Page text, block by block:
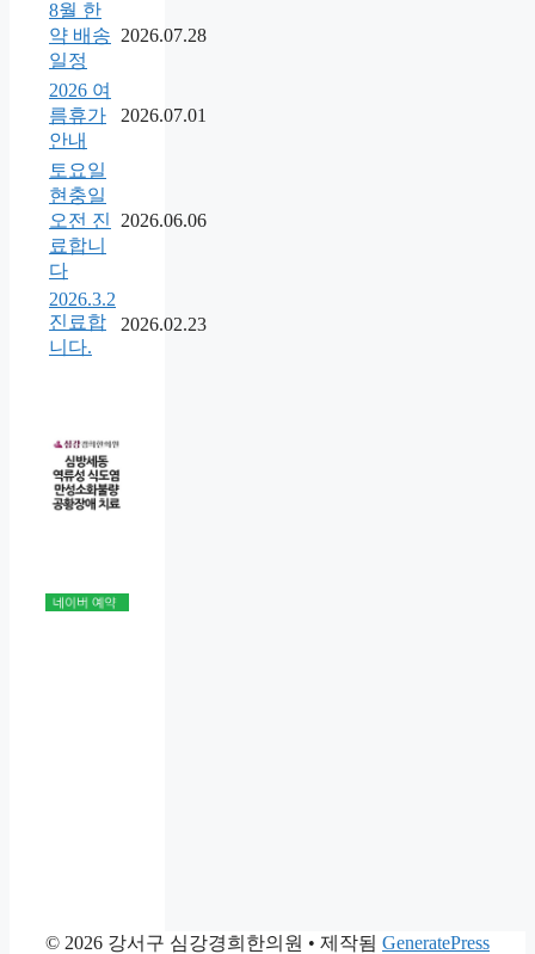
8월 한
약 배송
일정
2026.07.28
2026 여
름휴가
안내
2026.07.01
토요일
현충일
오전 진
료합니
다
2026.06.06
2026.3.2
진료합
니다.
2026.02.23
© 2026 강서구 심강경희한의원 • 제작됨 GeneratePress